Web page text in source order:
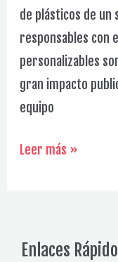
de plásticos de un
responsables con
personalizables
gran impacto
equipo
Cintas
Galería
Leer más »
Enlaces